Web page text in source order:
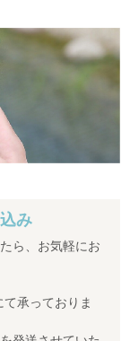
み
ら、お気軽にお
承っておりま